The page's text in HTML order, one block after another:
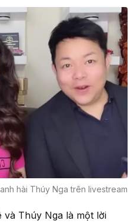
hài Thúy Nga trên livestream
và Thúy Nga là một lời